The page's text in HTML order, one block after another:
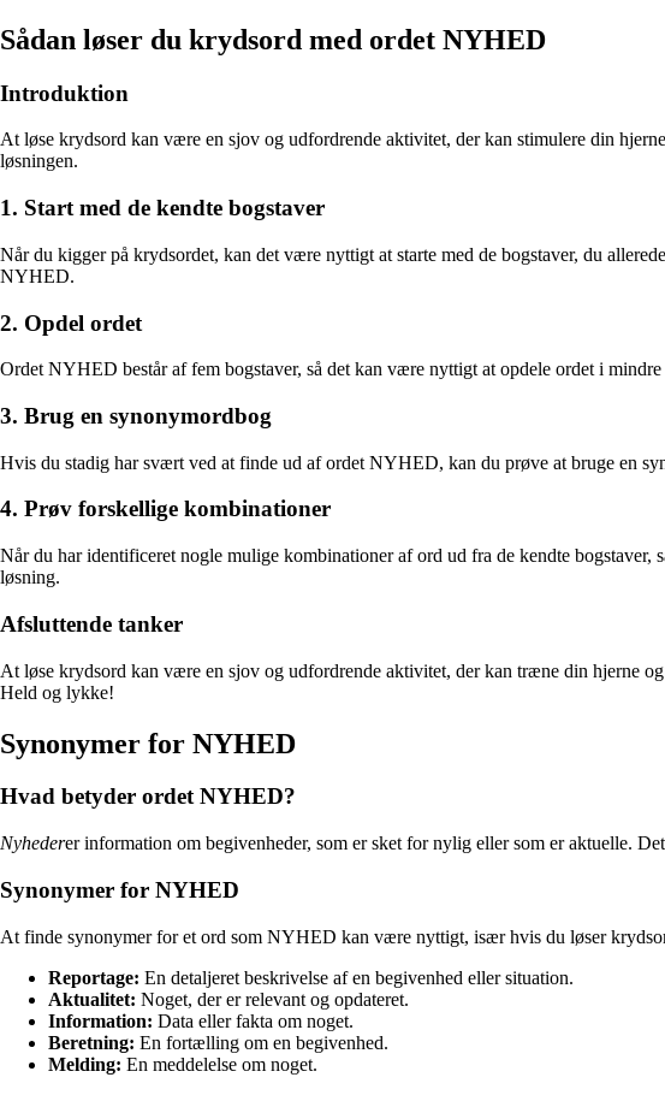
Sådan løser du krydsord med ordet NYHED
Introduktion
At løse krydsord kan være en sjov og udfordrende aktivitet, der kan stimulere din
løsningen.
1. Start med de kendte bogstaver
Når du kigger på krydsordet, kan det være nyttigt at starte med de bogstaver, du
NYHED.
2. Opdel ordet
Ordet NYHED består af fem bogstaver, så det kan være nyttigt at opdele ordet i
3. Brug en synonymordbog
Hvis du stadig har svært ved at finde ud af ordet NYHED, kan du prøve at bruge en
4. Prøv forskellige kombinationer
Når du har identificeret nogle mulige kombinationer af ord ud fra de kendte
løsning.
Afsluttende tanker
At løse krydsord kan være en sjov og udfordrende aktivitet, der kan træne din hjerne
Held og lykke!
Synonymer for NYHED
Hvad betyder ordet NYHED?
Nyhederer information om begivenheder, som er sket for nylig eller som er aktuelle.
Synonymer for NYHED
At finde synonymer for et ord som NYHED kan være nyttigt, især hvis du løser
Reportage: En detaljeret beskrivelse af en begivenhed eller situation.
Aktualitet: Noget, der er relevant og opdateret.
Information: Data eller fakta om noget.
Beretning: En fortælling om en begivenhed.
Melding: En meddelelse om noget.